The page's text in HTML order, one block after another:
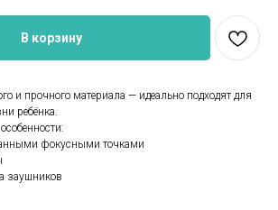
В корзину
и прочного материала — идеально подходят для
ребёнка.
фокусными точками
заушников